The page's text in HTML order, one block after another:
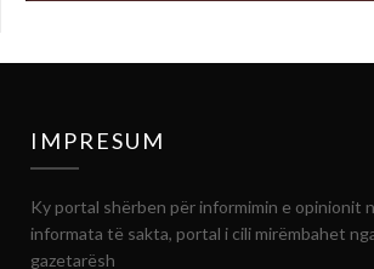
IMPRESUM
Ky portal shërben për informimin e opinionit
informata të sakta, portal i cili mirëmbahet
gazetarësh